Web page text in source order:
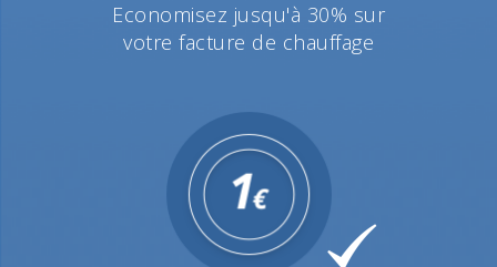
Economisez jusqu'à 30% sur
votre facture de chauffage